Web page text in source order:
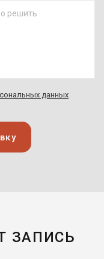
данных
ЗАПИСЬ